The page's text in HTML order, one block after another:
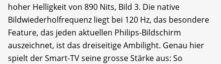
hoher Helligkeit von 890 Nits, Bild 3. Die native
Bildwiederholfrequenz liegt bei 120 Hz, das besondere
Feature, das jeden aktuellen Philips-Bildschirm
auszeichnet, ist das dreiseitige Ambilight. Genau hier
spielt der Smart-TV seine grosse Stärke aus: So